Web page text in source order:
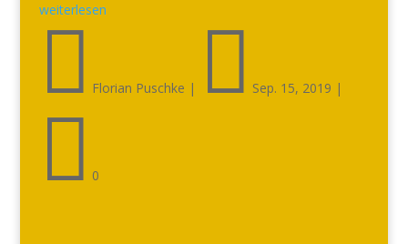
weiterlesen
 Florian Puschke |  Sep. 15, 2019 |
 0